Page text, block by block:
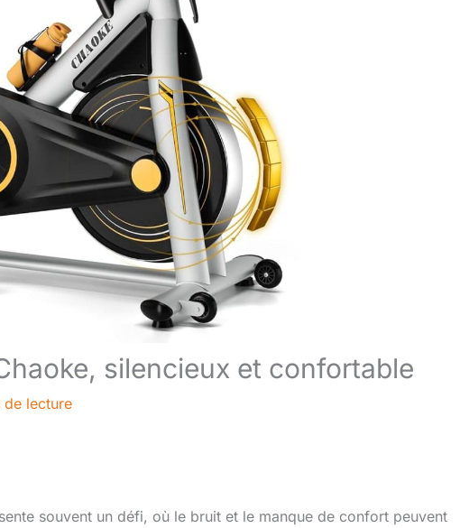
silencieux et confortable
de lecture
souvent un défi, où le bruit et le manque de confort peuvent